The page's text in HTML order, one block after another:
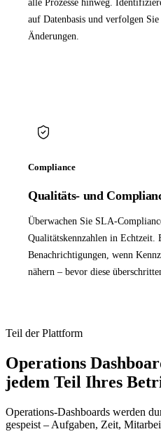
alle Prozesse hinweg.
auf Datenbasis und verfolgen
Änderungen.
Compliance
Qualitäts- und
Überwachen Sie SLA-
Qualitätskennzahlen in Echtzeit.
Benachrichtigungen, wenn
nähern – bevor diese
Teil der Plattform
Operations
jedem Teil Ihres
Operations-Dashboards werden
gespeist – Aufgaben, Zeit,